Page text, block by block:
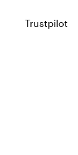
Trustpilot